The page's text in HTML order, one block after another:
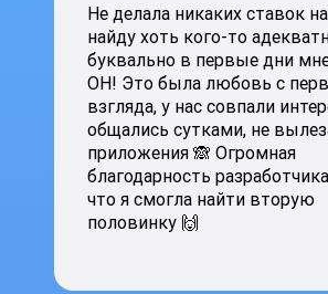
Не делала никаких ставок
найду хоть кого-то
буквально в первые дни
ОН! Это была любовь с
взгляда, у нас совпали
общались сутками, не
приложения 🙈 Огромная
благодарность
что я смогла найти вторую
половинку 🙌